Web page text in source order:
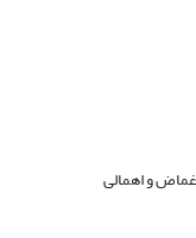
و اهمالی